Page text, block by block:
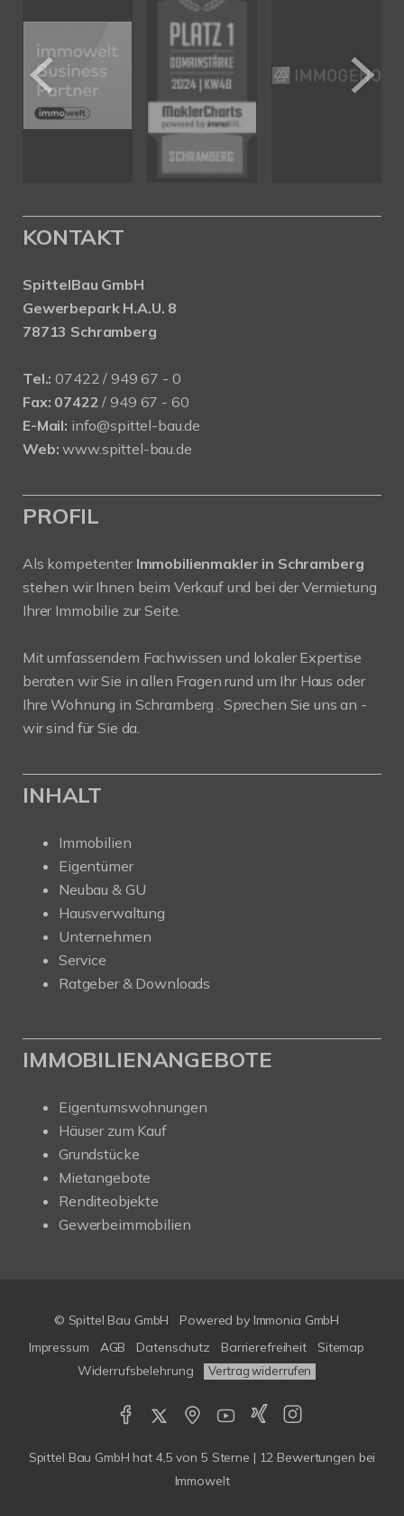
KONTAKT
SpittelBau GmbH
Gewerbepark H.A.U. 8
78713 Schramberg
Tel.: 07422 / 949 67 - 0
Fax: 07422 / 949 67 - 60
E-Mail: info@spittel-bau.de
Web: www.spittel-bau.de
PROFIL
Als kompetenter Immobilienmakler in Schramberg
stehen wir Ihnen beim Verkauf und bei der Vermietung
Ihrer Immobilie zur Seite.
Mit umfassendem Fachwissen und lokaler Expertise
beraten wir Sie in allen Fragen rund um Ihr Haus oder
Ihre Wohnung in Schramberg . Sprechen Sie uns an -
wir sind für Sie da.
INHALT
Immobilien
Eigentümer
Neubau & GU
Hausverwaltung
Unternehmen
Service
Ratgeber & Downloads
IMMOBILIENANGEBOTE
Eigentumswohnungen
Häuser zum Kauf
Grundstücke
Mietangebote
Renditeobjekte
Gewerbeimmobilien
© Spittel Bau GmbH Powered by Immonia GmbH
Impressum
AGB Datenschutz Barrierefreiheit
Sitemap
Widerrufsbelehrung
Vertrag widerrufen
Spittel Bau GmbH hat 4,5 von 5 Sterne | 12 Bewertungen bei
Immowelt